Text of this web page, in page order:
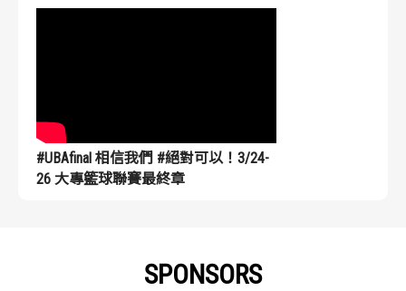
#UBAfinal 相信我們 #絕對可以！3/24-
26 大專籃球聯賽最終章
SPONSORS